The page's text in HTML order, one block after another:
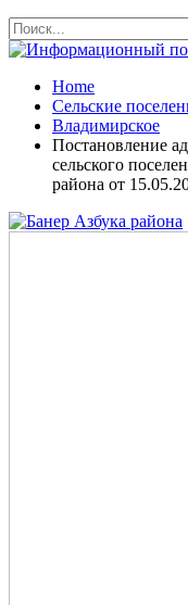
Home
Сельские
Владимирское
Постановление
сельского
района от